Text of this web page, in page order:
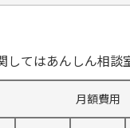
てはあんしん相談
月額費用